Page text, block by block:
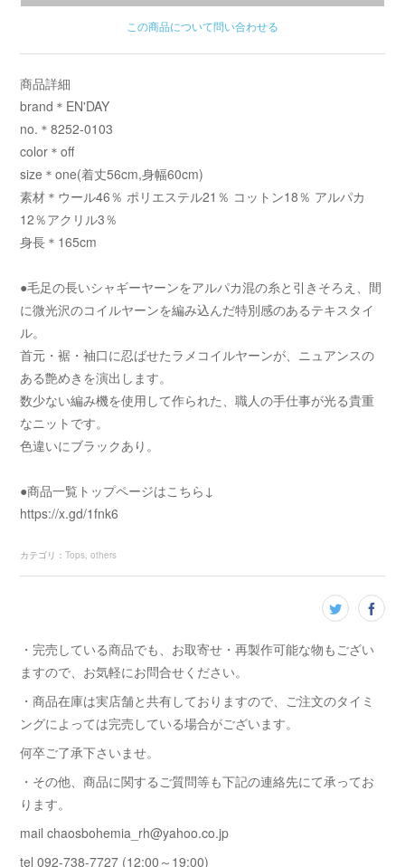
この商品について問い合わせる
商品詳細
brand＊EN'DAY
no.＊8252-0103
color＊off
size＊one(着丈56cm,身幅60cm)
素材＊ウール46％ ポリエステル21％ コットン18％ アルパカ
12％アクリル3％
身長＊165cm
●毛足の長いシャギーヤーンをアルパカ混の糸と引きそろえ、間
に微光沢のコイルヤーンを編み込んだ特別感のあるテキスタイ
ル。
首元・裾・袖口に忍ばせたラメコイルヤーンが、ニュアンスの
ある艶めきを演出します。
数少ない編み機を使用して作られた、職人の手仕事が光る貴重
なニットです。
色違いにブラックあり。
●商品一覧トップページはこちら↓
https://x.gd/1fnk6
カテゴリ ：Tops others
・完売している商品でも、お取寄せ・再製作可能な物もござい
ますので、お気軽にお問合せください。
・商品在庫は実店舗と共有しておりますので、ご注文のタイミ
ングによっては完売している場合がございます。
何卒ご了承下さいませ。
・その他、商品に関するご質問等も下記の連絡先にて承ってお
ります。
mail chaosbohemia_rh@yahoo.co.jp
tel 092-738-7727 (12:00～19:00)